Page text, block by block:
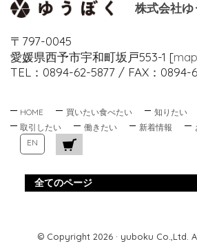
株式会社ゆ
〒797-0045
愛媛県西予市宇和町坂戸553-1 [map
TEL：0894-62-5877 / FAX：0894-
HOME 買いたい食べたい 知りたい
取引したい
働きたい 新着情報
EN
全てのページ
© Copyright 2026 · yuboku Co.,Ltd.